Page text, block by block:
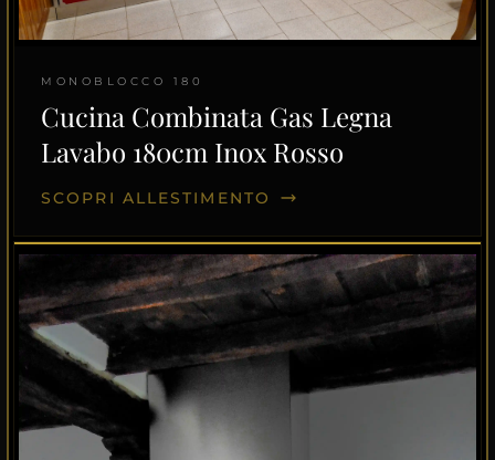
MONOBLOCCO 180
Cucina Combinata Gas Legna
Lavabo 180cm Inox Rosso
SCOPRI ALLESTIMENTO